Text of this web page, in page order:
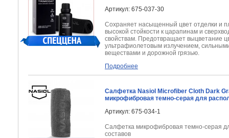
Артикул: 675-037-30
Сохраняет насыщенный цвет отделки и
высокой стойкости к царапинам и
свойствам. Предотвращает выцветание
ультрафиолетовым излучением,
веществами и дорожной грязью.
Подробнее
Салфетка Nasiol Microfiber Cloth Dark
микрофибровая темно-серая для
Артикул: 675-034-1
Салфетка микрофибровая темно-серая
составов